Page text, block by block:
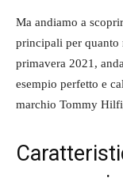
Ma andiamo a
principali per quanto
primavera 2021,
esempio perfetto e
marchio Tommy